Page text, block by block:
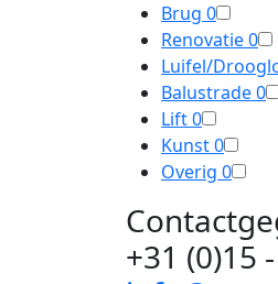
Brug 0
Renovatie0
Luifel/
Balustrade0
Lift0
Kunst0
Overig 0
+31 (0)15